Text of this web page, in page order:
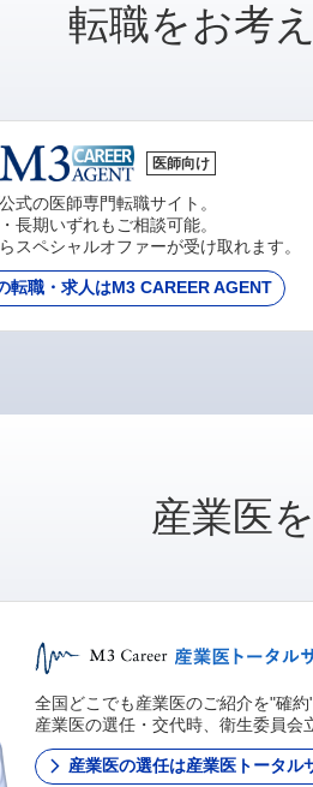
転職をお考
医師向け
式の医師専門転職サイト。
長期いずれもご相談可能。
スペシャルオファーが受け取れます。
転職・求人はM3 CAREER AGENT
産業医
全国どこでも産業医のご紹介を"確約"
産業医の選任・交代時、衛生委員
産業医の選任は産業医トータル